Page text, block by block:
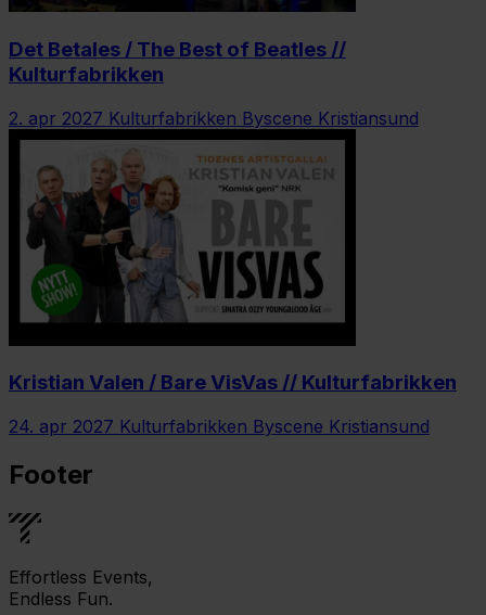
Det Betales / The Best of Beatles //
Kulturfabrikken
2. apr 2027 Kulturfabrikken Byscene Kristiansund
Kristian Valen / Bare VisVas // Kulturfabrikken
24. apr 2027 Kulturfabrikken Byscene Kristiansund
Footer
Effortless Events,
Endless Fun.